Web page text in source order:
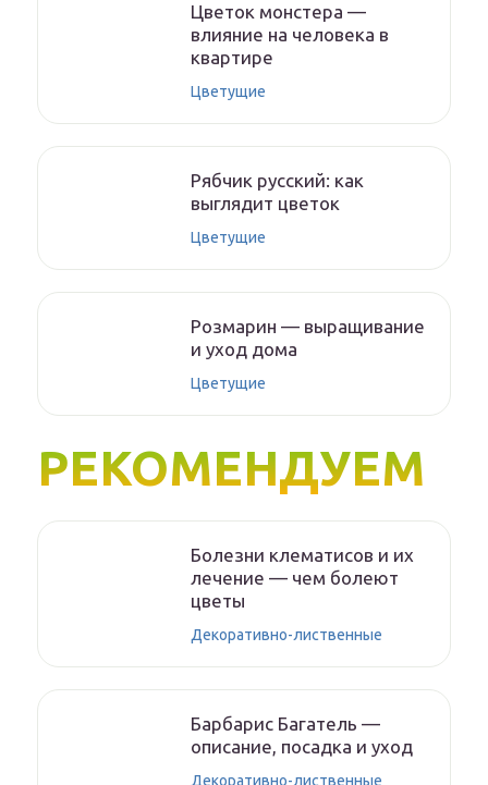
Цветок монстера —
влияние на человека в
квартире
Цветущие
Рябчик русский: как
выглядит цветок
Цветущие
Розмарин — выращивание
и уход дома
Цветущие
РЕКОМЕНДУЕМ
Болезни клематисов и их
лечение — чем болеют
цветы
Декоративно-лиственные
Барбарис Багатель —
описание, посадка и уход
Декоративно-лиственные